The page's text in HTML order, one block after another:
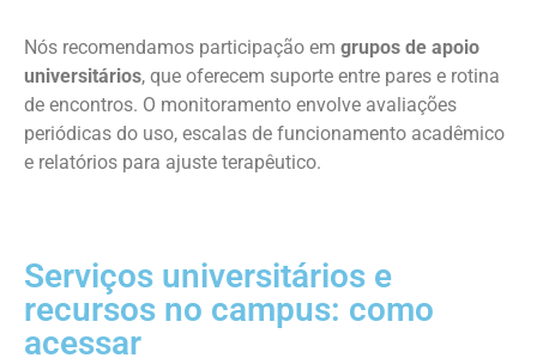
Nós recomendamos participação em grupos de apoio
universitários, que oferecem suporte entre pares e rotina
de encontros. O monitoramento envolve avaliações
periódicas do uso, escalas de funcionamento acadêmico
e relatórios para ajuste terapêutico.
Serviços universitários e
recursos no campus: como
acessar